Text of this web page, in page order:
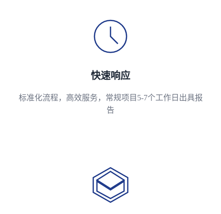
快速响应
标准化流程，高效服务，常规项目5-7个工作日出具报
告